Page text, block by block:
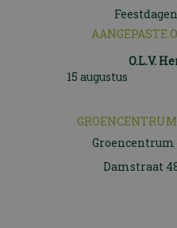
AANGEPASTE
O.L.V.
15 augustus
Groencentrum
Damstraat